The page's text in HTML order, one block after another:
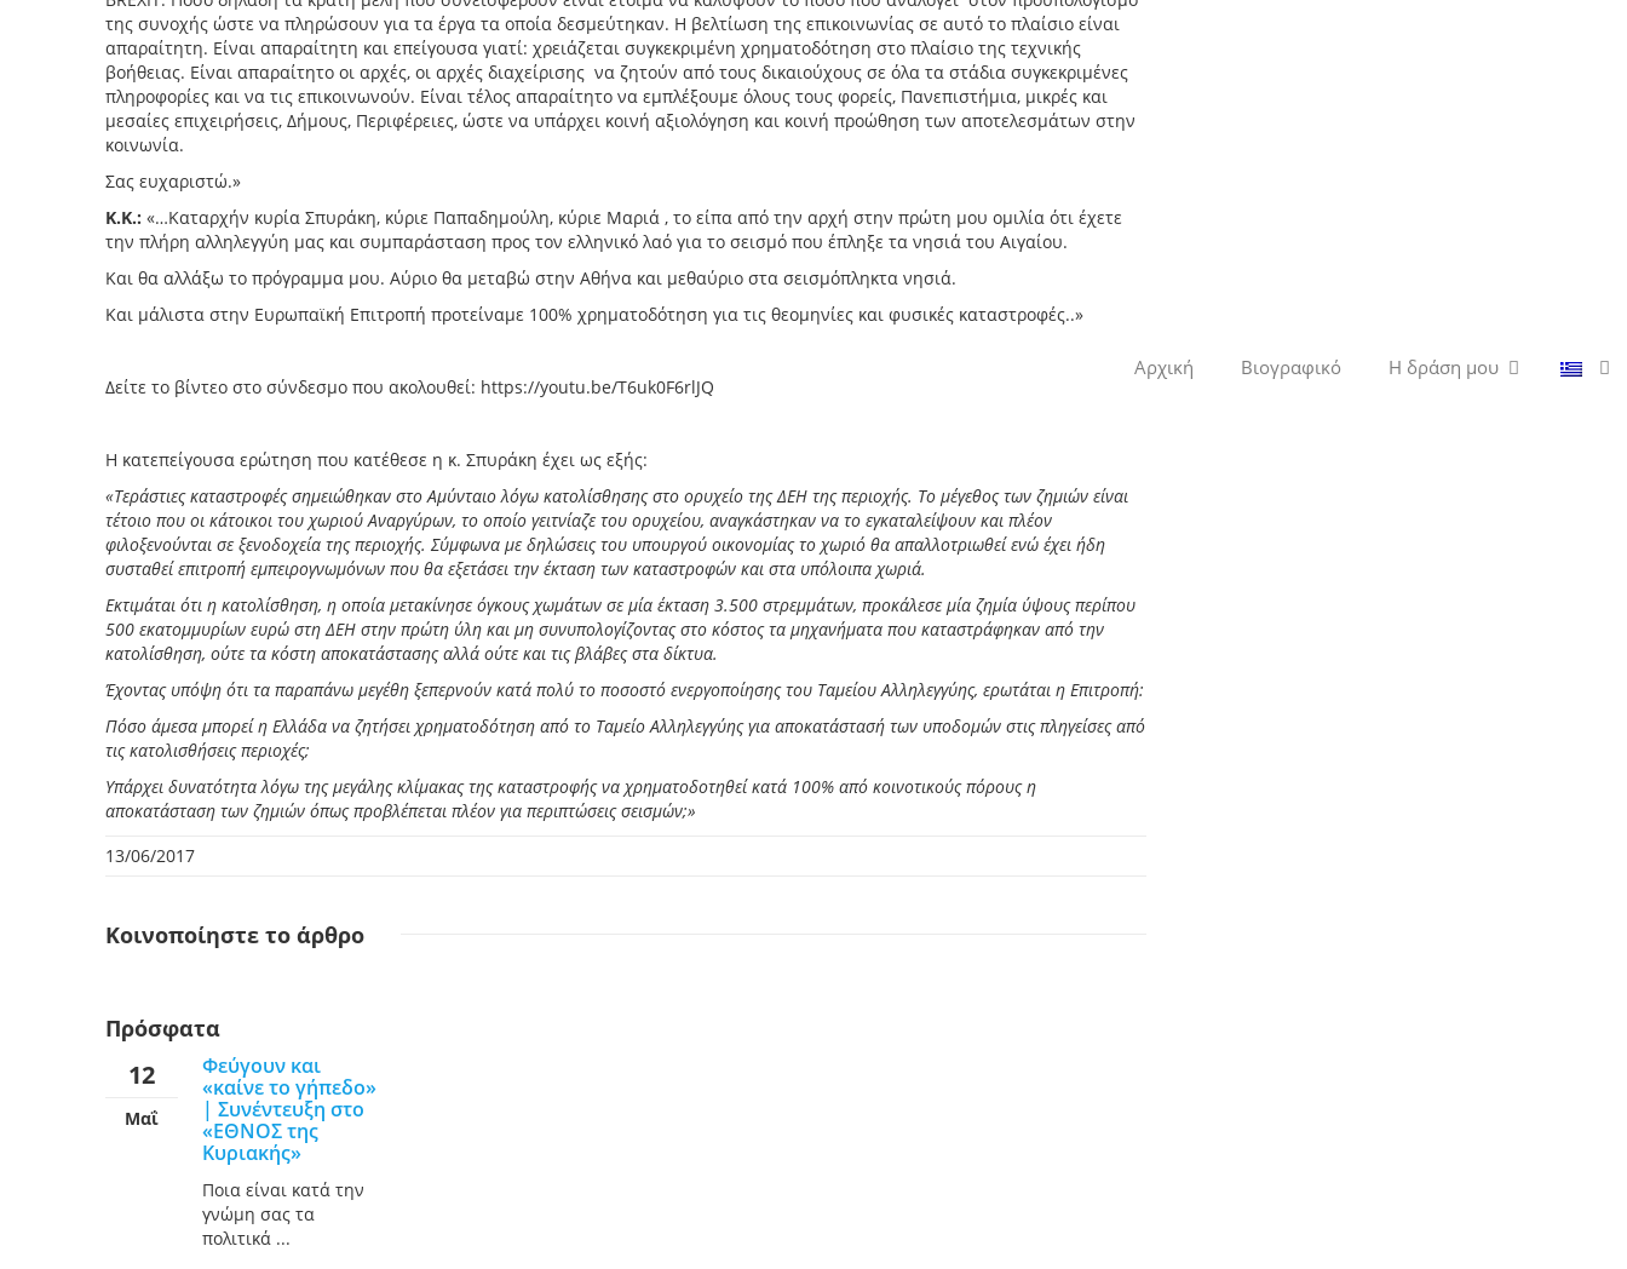
Αρχική Βιογραφικό Η δράση μου
της συνοχής ώστε να πληρώσουν για τα έργα τα οποία δεσμεύτηκαν. Η βελτίωση της επικοινωνίας σε αυτό το πλαίσιο είναι
απαραίτητη. Είναι απαραίτητη και επείγουσα γιατί: χρειάζεται συγκεκριμένη χρηματοδότηση στο πλαίσιο της τεχνικής
βοήθειας. Είναι απαραίτητο οι αρχές, οι αρχές διαχείρισης να ζητούν από τους δικαιούχους σε όλα τα στάδια συγκεκριμένες
πληροφορίες και να τις επικοινωνούν. Είναι τέλος απαραίτητο να εμπλέξουμε όλους τους φορείς, Πανεπιστήμια, μικρές και
μεσαίες επιχειρήσεις, Δήμους, Περιφέρειες, ώστε να υπάρχει κοινή αξιολόγηση και κοινή προώθηση των αποτελεσμάτων στην
κοινωνία.
Σας ευχαριστώ.»
Κ.Κ.: «…Καταρχήν κυρία Σπυράκη, κύριε Παπαδημούλη, κύριε Μαριά , το είπα από την αρχή στην πρώτη μου ομιλία ότι έχετε
την πλήρη αλληλεγγύη μας και συμπαράσταση προς τον ελληνικό λαό για το σεισμό που έπληξε τα νησιά του Αιγαίου.
Και θα αλλάξω το πρόγραμμα μου. Αύριο θα μεταβώ στην Αθήνα και μεθαύριο στα σεισμόπληκτα νησιά.
Και μάλιστα στην Ευρωπαϊκή Επιτροπή προτείναμε 100% χρηματοδότηση για τις θεομηνίες και φυσικές καταστροφές..»
Δείτε το βίντεο στο σύνδεσμο που ακολουθεί: https://youtu.be/T6uk0F6rlJQ
Η κατεπείγουσα ερώτηση που κατέθεσε η κ. Σπυράκη έχει ως εξής:
«Τεράστιες καταστροφές σημειώθηκαν στο Αμύνταιο λόγω κατολίσθησης στο ορυχείο της ΔΕΗ της περιοχής. Το μέγεθος των ζημιών είναι
τέτοιο που οι κάτοικοι του χωριού Αναργύρων, το οποίο γειτνίαζε του ορυχείου, αναγκάστηκαν να το εγκαταλείψουν και πλέον
φιλοξενούνται σε ξενοδοχεία της περιοχής. Σύμφωνα με δηλώσεις του υπουργού οικονομίας το χωριό θα απαλλοτριωθεί ενώ έχει ήδη
συσταθεί επιτροπή εμπειρογνωμόνων που θα εξετάσει την έκταση των καταστροφών και στα υπόλοιπα χωριά.
Εκτιμάται ότι η κατολίσθηση, η οποία μετακίνησε όγκους χωμάτων σε μία έκταση 3.500 στρεμμάτων, προκάλεσε μία ζημία ύψους περίπου
500 εκατομμυρίων ευρώ στη ΔΕΗ στην πρώτη ύλη και μη συνυπολογίζοντας στο κόστος τα μηχανήματα που καταστράφηκαν από την
κατολίσθηση, ούτε τα κόστη αποκατάστασης αλλά ούτε και τις βλάβες στα δίκτυα.
Έχοντας υπόψη ότι τα παραπάνω μεγέθη ξεπερνούν κατά πολύ το ποσοστό ενεργοποίησης του Ταμείου Αλληλεγγύης, ερωτάται η Επιτροπή:
Πόσο άμεσα μπορεί η Ελλάδα να ζητήσει χρηματοδότηση από το Ταμείο Αλληλεγγύης για αποκατάστασή των υποδομών στις πληγείσες από
τις κατολισθήσεις περιοχές;
Υπάρχει δυνατότητα λόγω της μεγάλης κλίμακας της καταστροφής να χρηματοδοτηθεί κατά 100% από κοινοτικούς πόρους η
αποκατάσταση των ζημιών όπως προβλέπεται πλέον για περιπτώσεις σεισμών;»
13/06/2017
Κοινοποίηστε το άρθρο
Πρόσφατα
12
Μαΐ
Φεύγουν και
«καίνε το γήπεδο»
| Συνέντευξη στο
«ΕΘΝΟΣ της
Κυριακής»
Ποια είναι κατά την
γνώμη σας τα
πολιτικά ...